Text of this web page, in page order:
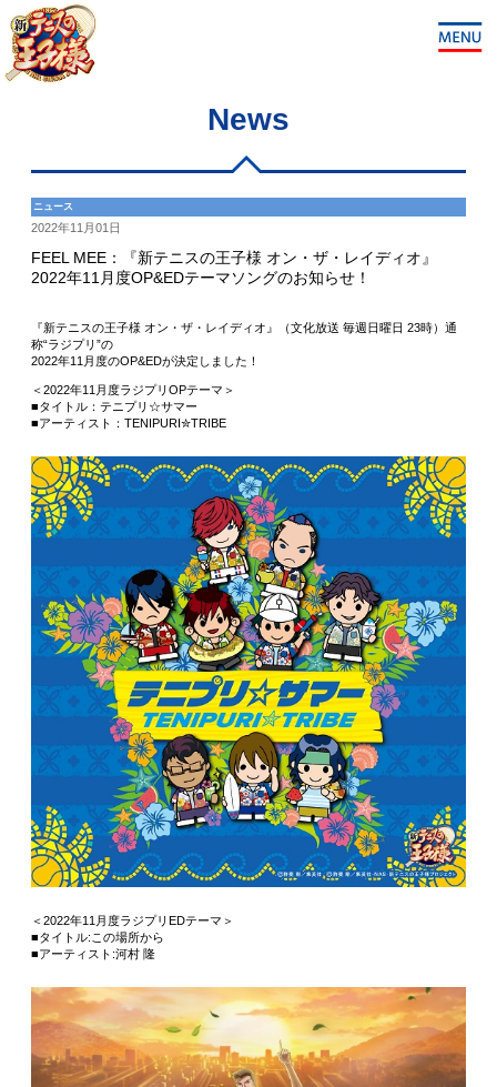
News
ニュース
2022年11月01日
FEEL MEE：『新テニスの王子様 オン・ザ・レイディオ』
2022年11月度OP&EDテーマソングのお知らせ！
『新テニスの王子様 オン・ザ・レイディオ』（文化放送 毎週日曜日 23時）通
称“ラジプリ”の
2022年11月度のOP&EDが決定しました！
＜2022年11月度ラジプリOPテーマ＞
■タイトル：テニプリ☆サマー
■アーティスト：TENIPURI✮TRIBE
＜2022年11月度ラジプリEDテーマ＞
■タイトル:この場所から
■アーティスト:河村 隆